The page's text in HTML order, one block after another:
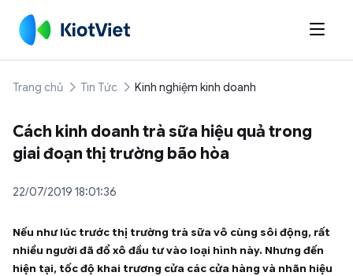

Trang chủ Tin Tức Kinh nghiệm kinh doanh
Cách kinh doanh trà sữa hiệu quả trong
giai đoạn thị trường bão hòa
22/07/2019 18:01:36
Nếu như lúc trước thị trường trà sữa vô cùng sôi động, rất
nhiều người đã đổ xô đầu tư vào loại hình này. Nhưng đến
hiện tại, tốc độ khai trương cửa các cửa hàng và nhãn hiệu